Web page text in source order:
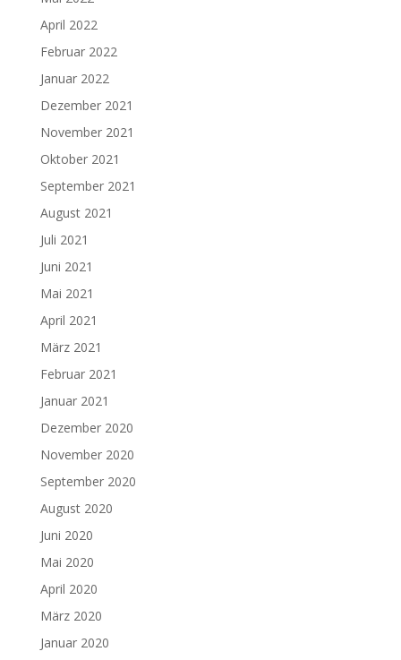
April 2022
Februar 2022
Januar 2022
Dezember 2021
November 2021
Oktober 2021
September 2021
August 2021
Juli 2021
Juni 2021
Mai 2021
April 2021
März 2021
Februar 2021
Januar 2021
Dezember 2020
November 2020
September 2020
August 2020
Juni 2020
Mai 2020
April 2020
März 2020
Januar 2020